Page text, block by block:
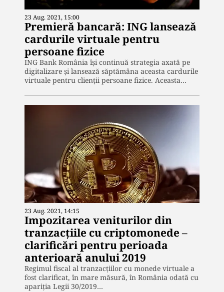
23 Aug. 2021, 15:00
Premieră bancară: ING lansează
cardurile virtuale pentru
persoane fizice
ING Bank România își continuă strategia axată pe
digitalizare și lansează săptămâna aceasta cardurile
virtuale pentru clienții persoane fizice. Aceasta…
23 Aug. 2021, 14:15
Impozitarea veniturilor din
tranzacțiile cu criptomonede –
clarificări pentru perioada
anterioară anului 2019
Regimul fiscal al tranzacțiilor cu monede virtuale a
fost clarificat, în mare măsură, în România odată cu
apariția Legii 30/2019…